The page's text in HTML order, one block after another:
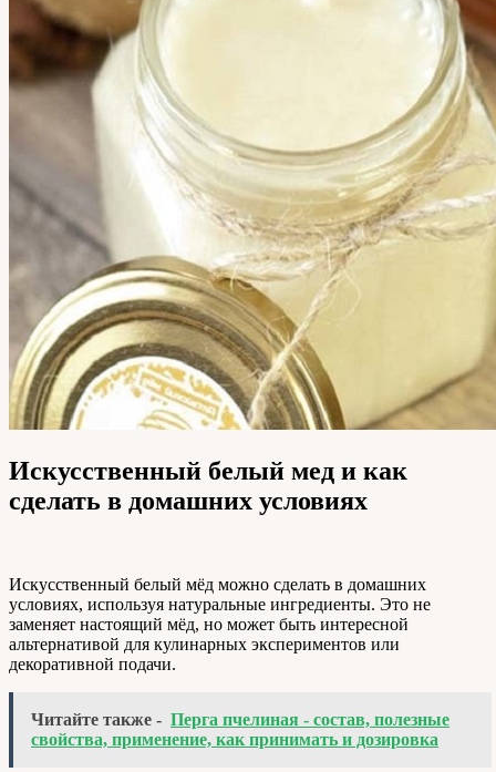
Искусственный белый мед и как
сделать в домашних условиях
Искусственный белый мёд можно сделать в домашних
условиях, используя натуральные ингредиенты. Это не
заменяет настоящий мёд, но может быть интересной
альтернативой для кулинарных экспериментов или
декоративной подачи.
Читайте также - Перга пчелиная - состав, полезные
свойства, применение, как принимать и дозировка